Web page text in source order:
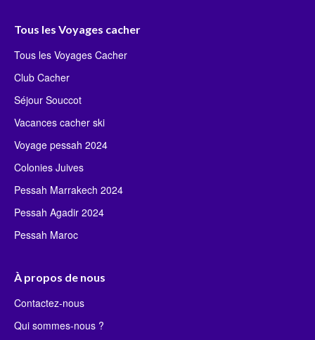
Tous les Voyages cacher
Tous les Voyages Cacher
Club Cacher
Séjour Souccot
Vacances cacher ski
Voyage pessah 2024
Colonies Juives
Pessah Marrakech 2024
Pessah Agadir 2024
Pessah Maroc
À propos de nous
Contactez-nous
Qui sommes-nous ?